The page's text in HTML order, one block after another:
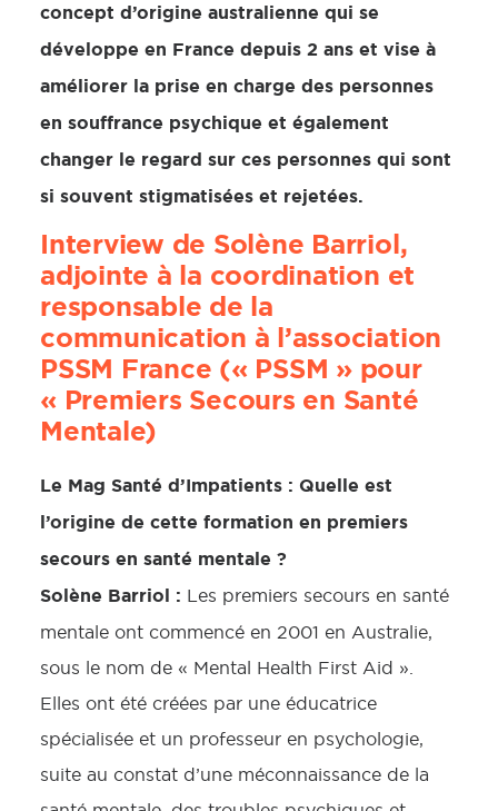
concept d’origine australienne qui se
développe en France depuis 2 ans et vise à
améliorer la prise en charge des personnes
en souffrance psychique et également
changer le regard sur ces personnes qui sont
si souvent stigmatisées et rejetées.
Interview de Solène Barriol,
adjointe à la coordination et
responsable de la
communication à l’association
PSSM France (« PSSM » pour
« Premiers Secours en Santé
Mentale)
Le Mag Santé d’Impatients : Quelle est
l’origine de cette formation en premiers
secours en santé mentale ?
Solène Barriol : Les premiers secours en santé
mentale ont commencé en 2001 en Australie,
sous le nom de « Mental Health First Aid ».
Elles ont été créées par une éducatrice
spécialisée et un professeur en psychologie,
suite au constat d’une méconnaissance de la